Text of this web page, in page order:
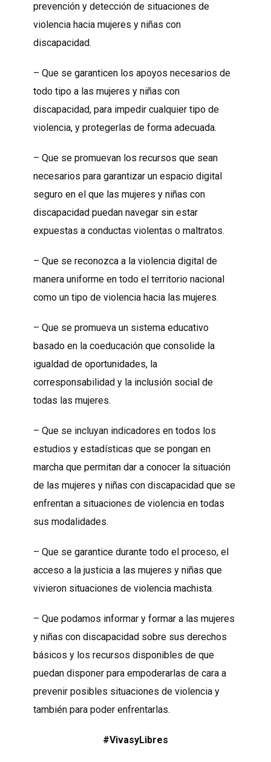
prevención y detección de situaciones de
violencia hacia mujeres y niñas con
discapacidad.
– Que se garanticen los apoyos necesarios de
todo tipo a las mujeres y niñas con
discapacidad, para impedir cualquier tipo de
violencia, y protegerlas de forma adecuada.
– Que se promuevan los recursos que sean
necesarios para garantizar un espacio digital
seguro en el que las mujeres y niñas con
discapacidad puedan navegar sin estar
expuestas a conductas violentas o maltratos.
– Que se reconozca a la violencia digital de
manera uniforme en todo el territorio nacional
como un tipo de violencia hacia las mujeres.
– Que se promueva un sistema educativo
basado en la coeducación que consolide la
igualdad de oportunidades, la
corresponsabilidad y la inclusión social de
todas las mujeres.
– Que se incluyan indicadores en todos los
estudios y estadísticas que se pongan en
marcha que permitan dar a conocer la situación
de las mujeres y niñas con discapacidad que se
enfrentan a situaciones de violencia en todas
sus modalidades.
– Que se garantice durante todo el proceso, el
acceso a la justicia a las mujeres y niñas que
vivieron situaciones de violencia machista.
– Que podamos informar y formar a las mujeres
y niñas con discapacidad sobre sus derechos
básicos y los recursos disponibles de que
puedan disponer para empoderarlas de cara a
prevenir posibles situaciones de violencia y
también para poder enfrentarlas.
#VivasyLibres